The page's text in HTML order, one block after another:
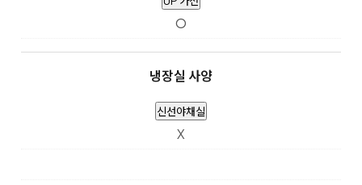
O
냉장실 사양
신선야채실
X